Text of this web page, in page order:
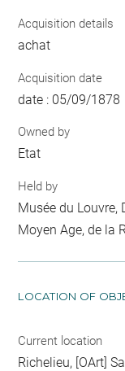
Acquisition details
achat
Acquisition date
date : 05/09/1878
Owned by
Etat
Held by
Musée du Louvre,
Moyen Age, de la
LOCATION OF
Current location
Richelieu, [OArt]